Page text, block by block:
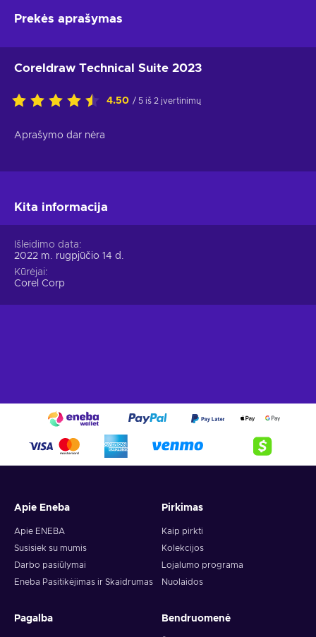
Prekės aprašymas
Coreldraw Technical Suite 2023
4.50 / 5 iš 2 įvertinimų
Aprašymo dar nėra
Kita informacija
Išleidimo data
2022 m. rugpjūčio 14 d.
Kūrėjai
Corel Corp
Apie Eneba
Apie ENEBA
Susisiek su mumis
Darbo pasiūlymai
Eneba Pasitikėjimas ir Skaidrumas
Pirkimas
Kaip pirkti
Kolekcijos
Lojalumo programa
Nuolaidos
Pagalba Bendruomenė